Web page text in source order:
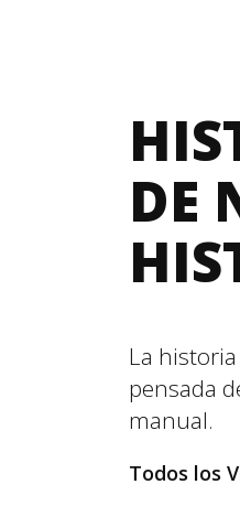
DE
La
pensada
manual.
Todos los